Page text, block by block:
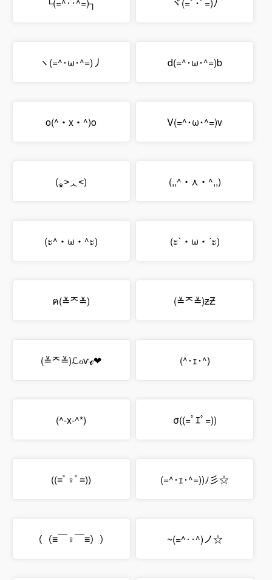
ヽ(=^･ω･^=)丿 d(=^･ω･^=)b
o(^・x・^)o V(=^･ω･^=)v
(⁎˃ᆺ˂) (,,^・⋏・^,,)
(ะ^・ω・^ะ) (ะ`・ω・´ะ)
ฅ(≚ᄌ≚) (≚ᄌ≚)ƶƵ
(≚ᄌ≚)ℒℴѵℯ❤ (^･ｪ･^)
(^-x-^*) σ((=ﾟｴﾟ=))
((≡ﾟ♀ﾟ≡)) (=^･ｪ･^=))ﾉ彡☆
（（≡￣♀￣≡）） ~(=^‥^)ノ☆